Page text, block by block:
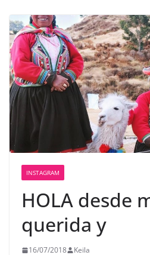
INSTAGRAM
HOLA desde
querida️ y
16/07/2018 Keila